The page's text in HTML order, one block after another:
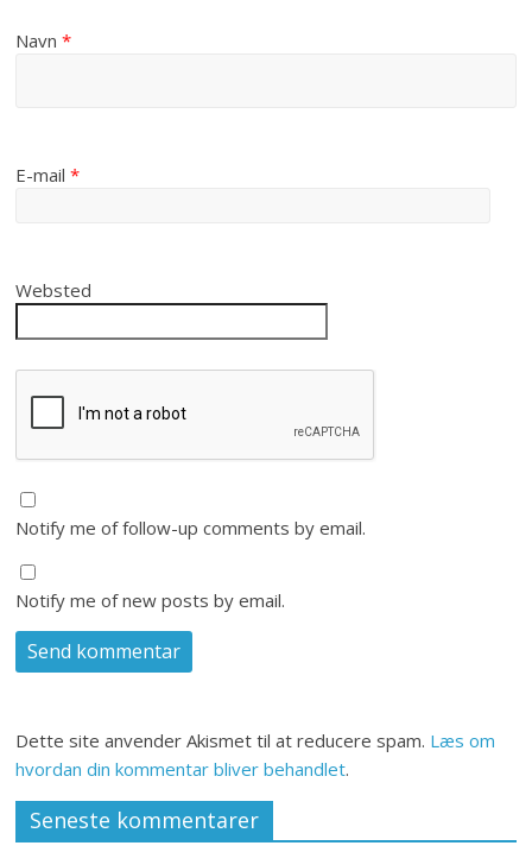
Navn*
E-mail*
Websted
Notify me of follow-up comments by email.
Notify me of new posts by email.
Dette site anvender Akismet til at reducere spam. Læs om
hvordan din kommentar bliver behandlet.
Seneste kommentarer